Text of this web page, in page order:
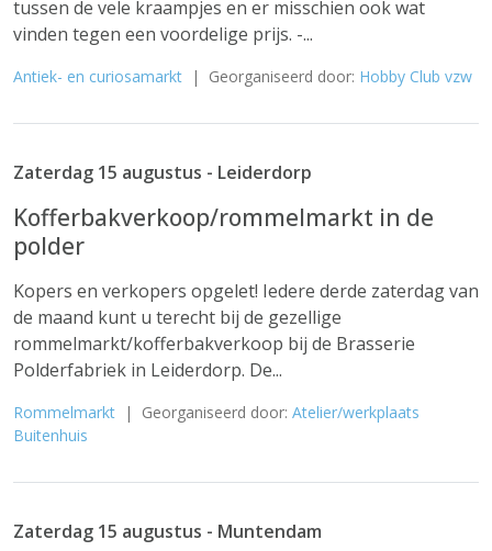
tussen de vele kraampjes en er misschien ook wat
vinden tegen een voordelige prijs. -...
Antiek- en curiosamarkt | Georganiseerd door: Hobby Club vzw
Zaterdag 15 augustus - Leiderdorp
Kofferbakverkoop/rommelmarkt in de
polder
Kopers en verkopers opgelet! Iedere derde zaterdag van
de maand kunt u terecht bij de gezellige
rommelmarkt/kofferbakverkoop bij de Brasserie
Polderfabriek in Leiderdorp. De...
Rommelmarkt | Georganiseerd door: Atelier/werkplaats
Buitenhuis
Zaterdag 15 augustus - Muntendam